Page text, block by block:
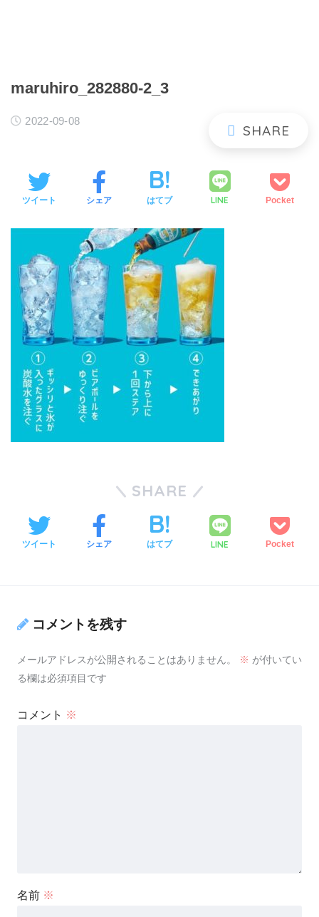
maruhiro_282880-2_3
2022-09-08
ツイート シェア はてブ LINE Pocket
SHARE
ツイート シェア はてブ LINE Pocket
コメントを残す
メールアドレスが公開されることはありません。 ※ が付いてい
る欄は必須項目です
コメント ※
名前 ※